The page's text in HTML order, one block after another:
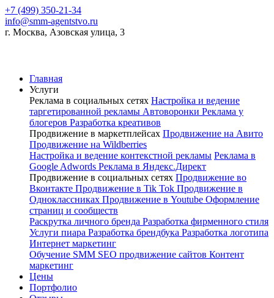
+7 (499) 350-21-34
info@smm-agentstvo.ru
г. Москва, Азовская улица, 3
Главная
Услуги
Реклама в социальных сетях Настройка и ведение
таргетированной рекламы Автоворонки Реклама у
блогеров Разработка креативов
Продвижение в маркетплейсах Продвижение на Авито
Продвижение на Wildberries
Настройка и ведение контекстной рекламы Реклама в
Google Adwords Реклама в Яндекс.Директ
Продвижение в социальных сетях Продвижение во
Вконтакте Продвижение в Tik Tok Продвижение в
Одноклассниках Продвижение в Youtube Оформление
страниц и сообществ
Раскрутка личного бренда Разработка фирменного стиля
Услуги пиара Разработка брендбука Разработка логотипа
Интернет маркетинг
Обучение SMM SEO продвижение сайтов Контент
маркетинг
Цены
Портфолио